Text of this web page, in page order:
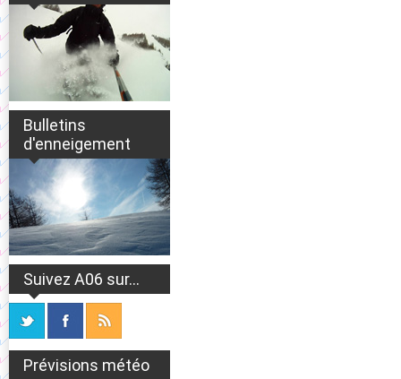
Bulletins
d'enneigement
Suivez A06 sur...
Prévisions météo